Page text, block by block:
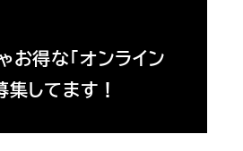
お得な「オンライン
集してます！